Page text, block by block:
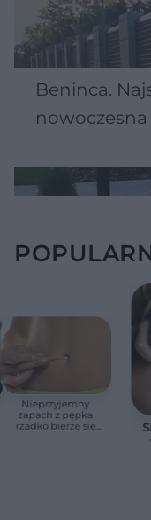
Beninca.
Nieprzyjemny
zapach z pępka
rzadko bierze się